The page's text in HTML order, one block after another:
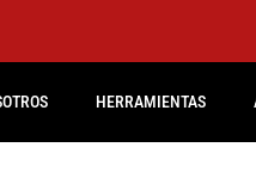
HERRAMIENTAS